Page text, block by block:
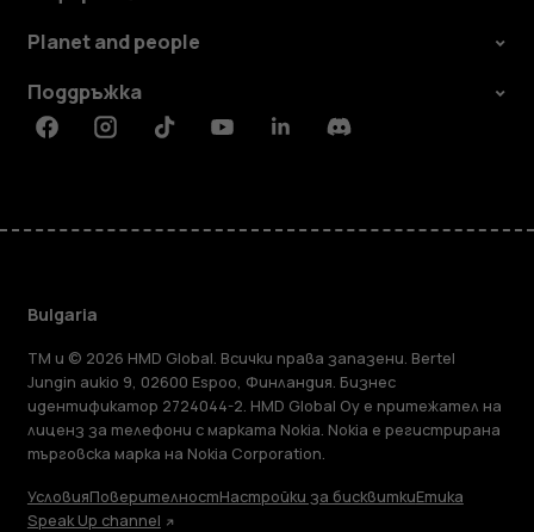
Planet and people
Поддръжка
FacebookInstagramTiktokYoutubeLinkedinDiscord
Bulgaria
TM и © 2026 HMD Global. Всички права запазени. Bertel
Jungin aukio 9, 02600 Espoo, Финландия. Бизнес
идентификатор 2724044-2. HMD Global Oy е притежател на
лиценз за телефони с марката Nokia. Nokia е регистрирана
търговска марка на Nokia Corporation.
УсловияПоверителностНастройки за бисквиткиЕтика
Speak Up channel